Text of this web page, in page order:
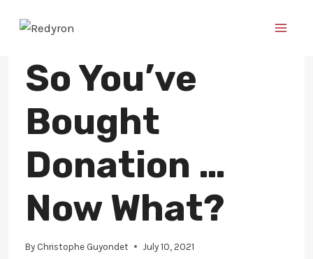
So You’ve
Bought
Donation …
Now What?
By Christophe Guyondet July 10, 2021